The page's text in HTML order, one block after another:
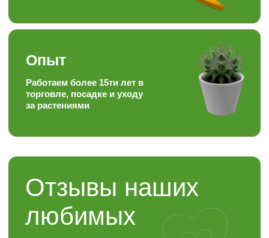
Контакты